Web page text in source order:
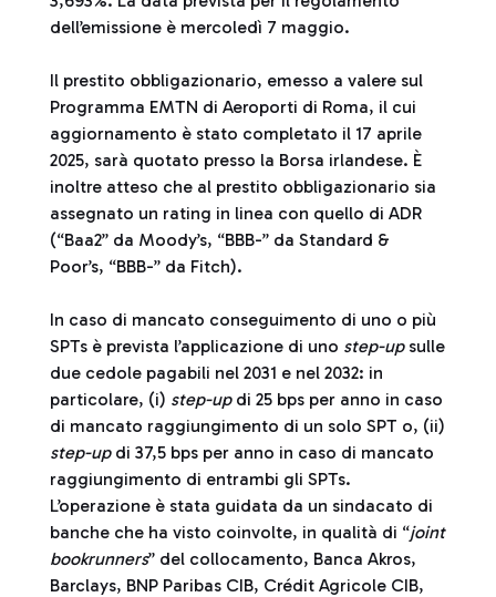
dell’emissione è mercoledì 7 maggio.
Il prestito obbligazionario, emesso a valere sul
Programma EMTN di Aeroporti di Roma, il cui
aggiornamento è stato completato il 17 aprile
2025, sarà quotato presso la Borsa irlandese. È
inoltre atteso che al prestito obbligazionario sia
assegnato un rating in linea con quello di ADR
(“Baa2” da Moody’s, “BBB-” da Standard &
Poor’s, “BBB-” da Fitch).
In caso di mancato conseguimento di uno o più
SPTs è prevista l’applicazione di uno step-upsulle
due cedole pagabili nel 2031 e nel 2032: in
particolare, (i) step-updi 25 bps per anno in caso
di mancato raggiungimento di un solo SPT o, (ii)
step-updi 37,5 bps per anno in caso di mancato
raggiungimento di entrambi gli SPTs.
L’operazione è stata guidata da un sindacato di
banche che ha visto coinvolte, in qualità di “joint
bookrunners” del collocamento, Banca Akros,
Barclays, BNP Paribas CIB, Crédit Agricole CIB,